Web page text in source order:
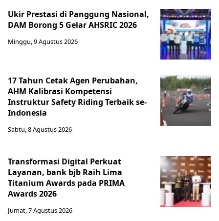
Ukir Prestasi di Panggung Nasional,
DAM Borong 5 Gelar AHSRIC 2026
Minggu, 9 Agustus 2026
17 Tahun Cetak Agen Perubahan,
AHM Kalibrasi Kompetensi
Instruktur Safety Riding Terbaik se-
Indonesia
Sabtu, 8 Agustus 2026
Transformasi Digital Perkuat
Layanan, bank bjb Raih Lima
Titanium Awards pada PRIMA
Awards 2026
Jumat, 7 Agustus 2026